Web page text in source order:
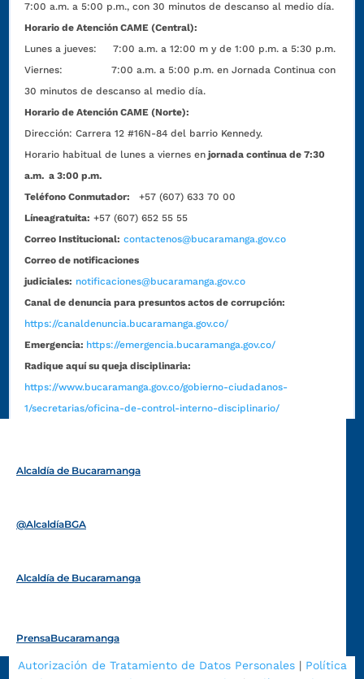
7:00 a.m. a 5:00 p.m., con 30 minutos de descanso al medio día.
Horario de Atención CAME (Central):
Lunes a jueves: 7:00 a.m. a 12:00 m y de 1:00 p.m. a 5:30 p.m.
Viernes: 7:00 a.m. a 5:00 p.m. en Jornada Continua con
30 minutos de descanso al medio día.
Horario de Atención CAME (Norte):
Dirección:Carrera 12 #16N-84 del barrio Kennedy.
Horario habitual de lunes a viernes en jornada continua de 7:30
a.m. a 3:00 p.m.
Teléfono Conmutador:
+57 (607) 633 70 00
Líneagratuita: +57 (607) 652 55 55
Correo Institucional: contactenos@bucaramanga.gov.co
Correo de notificaciones
judiciales: notificaciones@bucaramanga.gov.co
Canal de denuncia para presuntos actos de corrupción:
https://canaldenuncia.bucaramanga.gov.co/
Emergencia: https://emergencia.bucaramanga.gov.co/
Radique aquí su queja disciplinaria:
https://www.bucaramanga.gov.co/gobierno-ciudadanos-
1/secretarias/oficina-de-control-interno-disciplinario/
Alcaldía de Bucaramanga
@AlcaldíaBGA
Alcaldía de Bucaramanga
PrensaBucaramanga
Autorización de Tratamiento de Datos Personales| Política